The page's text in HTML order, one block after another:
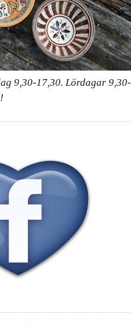
9,30-17,30. Lördagar 9,30-